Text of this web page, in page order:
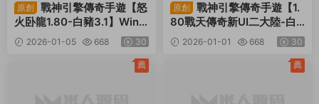
原創
戰神引擎傳奇手遊【怒
火卧龍1.80-白豬3.1】Win
一鍵服務端+安卓蘋果雙端+
GM授權物品後台+視頻架設
2026-01-05 668 30
原創
戰神引擎傳奇手遊【1.
80戰天傳奇新UI二大陸-白
豬3.1】Win一鍵服務端+安
卓蘋果雙端+GM授權物品後
2026-01-01 668 30
薦 薦